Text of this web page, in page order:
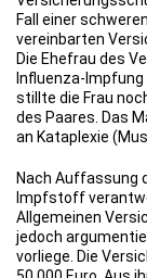
Fall einer
vereinbarten
Die Ehefrau des
Influenza-
stillte die Frau
des Paares. Das
an Kataplexie
Nach Auffassung
Impfstoff
Allgemeinen
jedoch
vorliege. Die